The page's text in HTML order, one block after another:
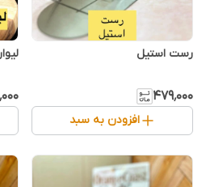
رست استیل
۴۷۹٬۰۰۰
افزودن به سبد